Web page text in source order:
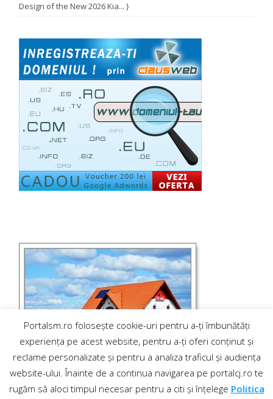
Design of the New 2026 Kia... }
Portalsm.ro folosește cookie-uri pentru a-ți îmbunătăți
experiența pe acest website, pentru a-ți oferi conținut și
reclame personalizate și pentru a analiza traficul și audiența
website-ului. Înainte de a continua navigarea pe portalcj.ro te
rugăm să aloci timpul necesar pentru a citi și înțelege Politica